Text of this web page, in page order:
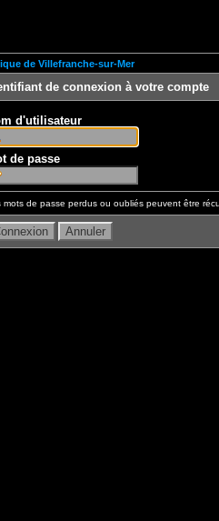
de Villefranche-sur-Mer
de connexion à votre compte
d'utilisateur
de passe
mots de passe perdus ou oubliés peuvent être